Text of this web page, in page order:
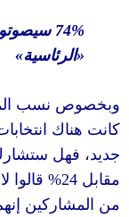
سيصوتون
المشاركة،
انتخابات جديدة
ستشارك في تلك
قالوا لا.وبالنسبة
إنهم